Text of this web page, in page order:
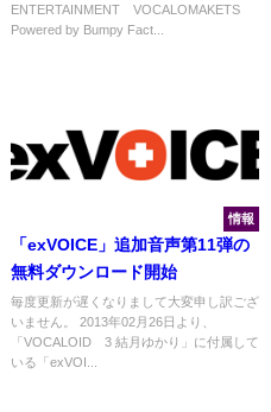
販売開始
ENTERTAINMENT©VOCALOMAKETS
Powered by Bumpy Fact...
情報
「exVOICE」追加音声第11弾の
無料ダウンロード開始
毎度更新が遅くなりまして大変申し訳ござ
いません。 2013年02月26日より、
「VOCALOID™3 結月ゆかり」に付属して
いる「exVOI...